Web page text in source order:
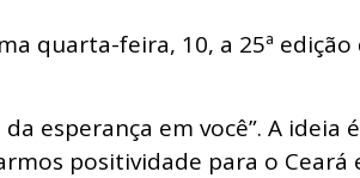
quarta-feira, 10, a 25ª edição
esperança em você”. A ideia
positividade para o Ceará